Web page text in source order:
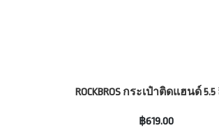
ROCKBROS กระเป๋าติดแฮนด์
฿619.00